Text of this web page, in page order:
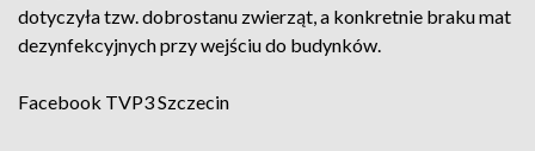
dotyczyła tzw. dobrostanu zwierząt, a konkretnie braku mat
dezynfekcyjnych przy wejściu do budynków.
Facebook TVP3 Szczecin